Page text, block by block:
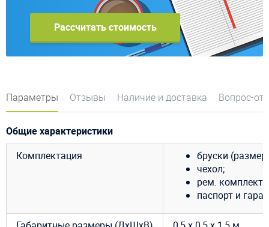
Рассчитать стоимость
Параметры Отзывы Наличие и доставка Вопрос-
Общие характеристики
Комплектация
бруски
чехол;
рем. комплект;
паспорт и